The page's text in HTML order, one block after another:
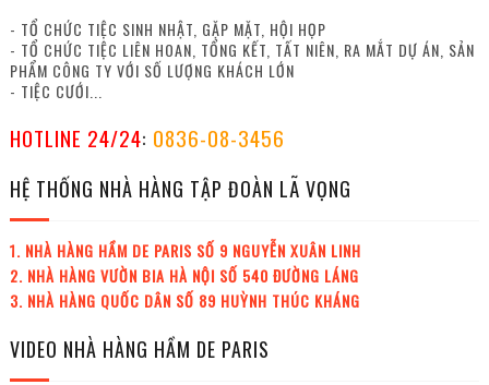
- TỔ CHỨC TIỆC SINH NHẬT, GẶP MẶT, HỘI HỌP
- TỔ CHỨC TIỆC LIÊN HOAN, TỔNG KẾT, TẤT NIÊN, RA MẮT DỰ ÁN, SẢN
PHẨM CÔNG TY VỚI SỐ LƯỢNG KHÁCH LỚN
- TIỆC CƯỚI...
HOTLINE 24/24: 0836-08-3456
HỆ THỐNG NHÀ HÀNG TẬP ĐOÀN LÃ VỌNG
1. NHÀ HÀNG HẦM DE PARIS SỐ 9 NGUYỄN XUÂN LINH
2. NHÀ HÀNG VƯỜN BIA HÀ NỘI SỐ 540 ĐƯỜNG LÁNG
3. NHÀ HÀNG QUỐC DÂN SỐ 89 HUỲNH THÚC KHÁNG
VIDEO NHÀ HÀNG HẦM DE PARIS